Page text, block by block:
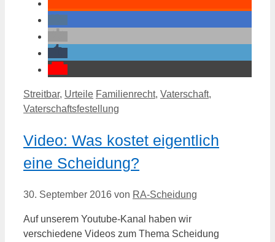
Kategorien
Streitbar, Urteile Schlagwörter
Familienrecht, Vaterschaft,
Vaterschaftsfestellung
Video: Was kostet eigentlich
eine Scheidung?
30. September 2016 von RA-Scheidung
Auf unserem Youtube-Kanal haben wir
verschiedene Videos zum Thema Scheidung